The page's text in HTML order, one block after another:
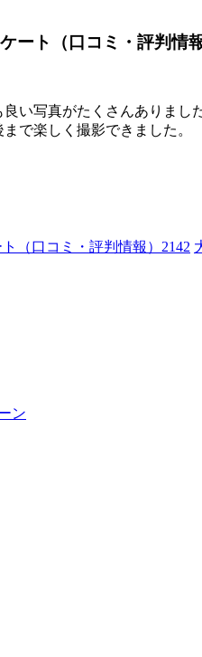
ート（口コミ・評判情
い写真がたくさんありました
で楽しく撮影できました。
（口コミ・評判情報）2142